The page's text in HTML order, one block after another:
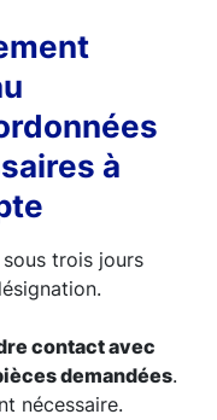
à
trois jours
contact avec
demandées.
nécessaire.